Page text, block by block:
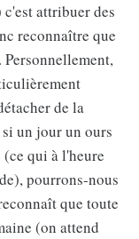
attribuer des
reconnaître que
de la
un jour un ours
qui à l'heure
pourrons-nous
que toute
(on attend